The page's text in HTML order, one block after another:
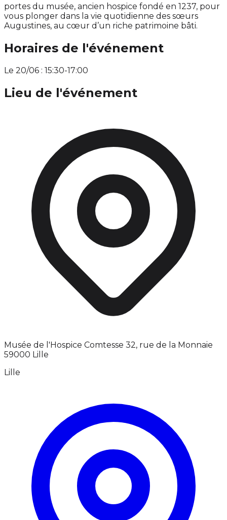
portes du musée, ancien hospice fondé en 1237, pour
vous plonger dans la vie quotidienne des sœurs
Augustines, au cœur d’un riche patrimoine bâti.
Horaires de l'événement
Le 20/06 : 15:30-17:00
Lieu de l'événement
Musée de l'Hospice Comtesse 32, rue de la Monnaie
59000 Lille
Lille